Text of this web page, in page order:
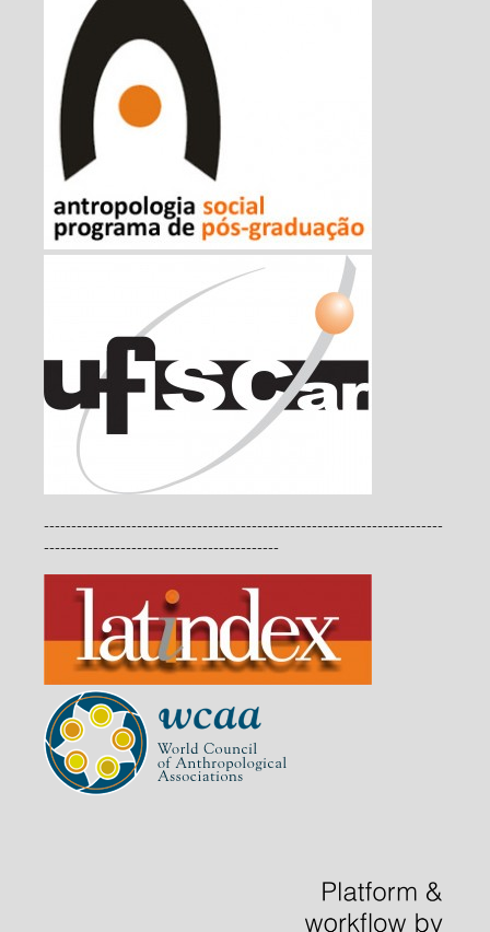
-------------------------------------------------------------------------
-------------------------------------------